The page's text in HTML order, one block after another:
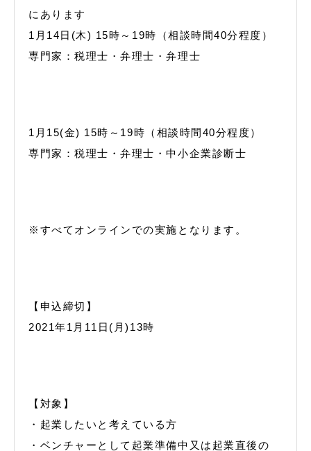
にあります
1月14日(木) 15時～19時（相談時間40分程度）
専門家：税理士・弁理士・弁理士
1月15(金) 15時～19時（相談時間40分程度）
専門家：税理士・弁理士・中小企業診断士
※すべてオンラインでの実施となります。
【申込締切】
2021年1月11日(月)13時
【対象】
・起業したいと考えている方
・ベンチャーとして起業準備中又は起業直後の